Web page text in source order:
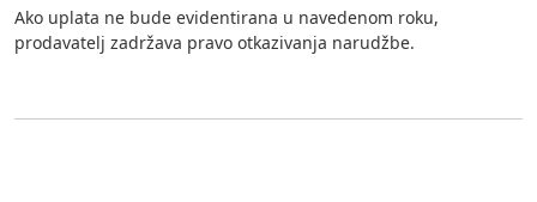
Ako uplata ne bude evidentirana u navedenom roku,
prodavatelj zadržava pravo otkazivanja narudžbe.